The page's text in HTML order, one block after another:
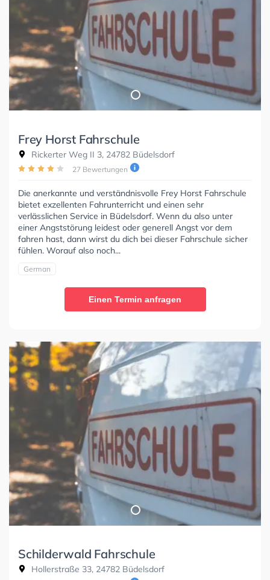
Frey Horst Fahrschule
Rickerter Weg II 3, 24782 Büdelsdorf
27 Bewertungen
Die anerkannte und verständnisvolle Frey Horst Fahrschule
bietet exzellenten Fahrunterricht und einen sehr
verlässlichen Service in Büdelsdorf. Wenn du also unter
einer Angststörung leidest oder generell Angst vor dem
fahren hast, dann wirst du dich bei dieser Fahrschule sicher
fühlen. Worauf also noch...
German
Einen Termin anfragen
Schilderwald Fahrschule
Hollerstraße 33, 24782 Büdelsdorf